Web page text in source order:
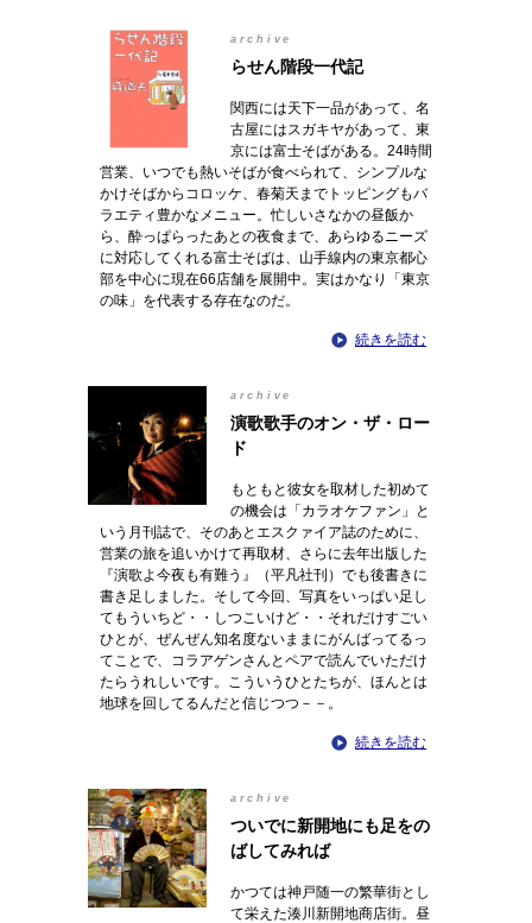
archive
らせん階段一代記
関西には天下一品があって、名
古屋にはスガキヤがあって、東
京には富士そばがある。24時間
営業、いつでも熱いそばが食べられて、シンプルな
かけそばからコロッケ、春菊天までトッピングもバ
ラエティ豊かなメニュー。忙しいさなかの昼飯か
ら、酔っぱらったあとの夜食まで、あらゆるニーズ
に対応してくれる富士そばは、山手線内の東京都心
部を中心に現在66店舗を展開中。実はかなり「東京
の味」を代表する存在なのだ。
続きを読む
archive
演歌歌手のオン・ザ・ロー
ド
もともと彼女を取材した初めて
の機会は「カラオケファン」と
いう月刊誌で、そのあとエスクァイア誌のために、
営業の旅を追いかけて再取材、さらに去年出版した
『演歌よ今夜も有難う』（平凡社刊）でも後書きに
書き足しました。そして今回、写真をいっぱい足し
てもういちど・・しつこいけど・・それだけすごい
ひとが、ぜんぜん知名度ないままにがんばってるっ
てことで、コラアゲンさんとペアで読んでいただけ
たらうれしいです。こういうひとたちが、ほんとは
地球を回してるんだと信じつつ－－。
続きを読む
archive
ついでに新開地にも足をの
ばしてみれば
かつては神戸随一の繁華街とし
て栄えた湊川新開地商店街。昼